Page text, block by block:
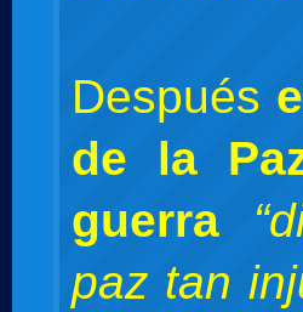
Después
de la
guerra
paz tan